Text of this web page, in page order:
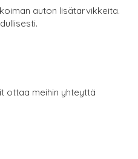
auton lisätarvikkeita.
ottaa meihin yhteyttä